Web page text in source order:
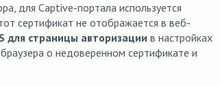
для Captive-портала используется
сертификат не отображается в веб-
для страницы авторизации в настройках
о недоверенном сертификате и